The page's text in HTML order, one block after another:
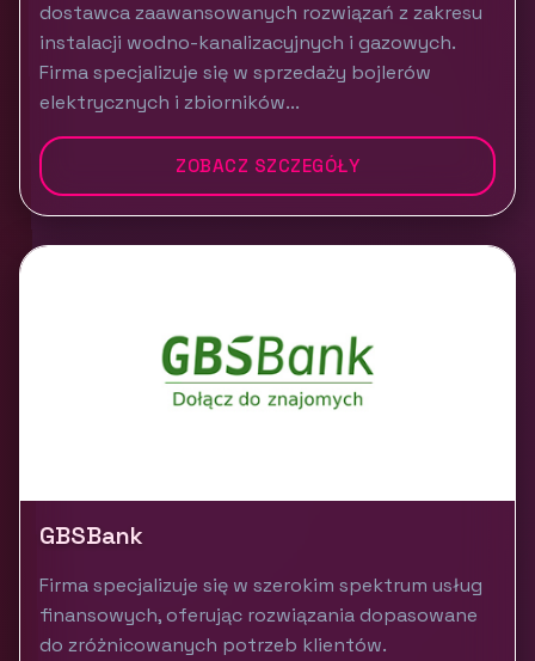
dostawca zaawansowanych rozwiązań z zakresu
instalacji wodno-kanalizacyjnych i gazowych.
Firma specjalizuje się w sprzedaży bojlerów
elektrycznych i zbiorników...
ZOBACZ SZCZEGÓŁY
GBSBank
Firma specjalizuje się w szerokim spektrum usług
finansowych, oferując rozwiązania dopasowane
do zróżnicowanych potrzeb klientów.